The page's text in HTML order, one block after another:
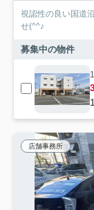
視認性の良い国道
せ(^^♪
募集中の物件
店舗事務所